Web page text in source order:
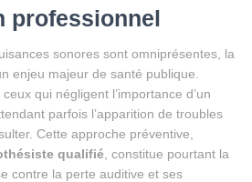
professionnel
sonores sont omniprésentes, la
enjeu majeur de santé publique.
qui négligent l’importance d’un
parfois l’apparition de troubles
Cette approche préventive,
qualifié , constitue pourtant la
contre la perte auditive et ses